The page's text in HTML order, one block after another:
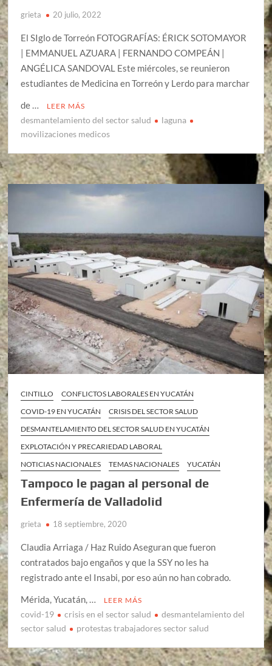
grieta 20 julio, 2022
El SIglo de Torreón FOTOGRAFÍAS: ÉRICK SOTOMAYOR
| EMMANUEL AZUARA | FERNANDO COMPEÁN |
ANGÉLICA SANDOVAL Este miércoles, se reunieron
estudiantes de Medicina en Torreón y Lerdo para marchar
de …
LEER MÁS
desmantelamiento del sector salud
laguna
movilizaciones medicos
CINTILLO
CONFLICTOS LABORALES EN YUCATÁN
COVID-19 EN YUCATÁN
CRISIS DEL SECTOR SALUD
DESMANTELAMIENTO DEL SECTOR SALUD EN YUCATÁN
EXPLOTACIÓN Y PRECARIEDAD LABORAL
NOTICIAS NACIONALES
TEMAS NACIONALES YUCATÁN
Tampoco le pagan al personal de
Enfermería de Valladolid
grieta 18 septiembre, 2020
Claudia Arriaga / Haz Ruido Aseguran que fueron
contratados bajo engaños y que la SSY no les ha
registrado ante el Insabi, por eso aún no han cobrado.
Mérida, Yucatán, …
LEER MÁS
covid-19 crisis en el sector salud
desmantelamiento del
sector salud
protestas trabajadores sector salud